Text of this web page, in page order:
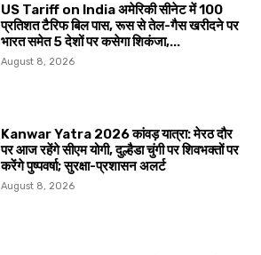
US Tariff on India अमेरिकी सीनेट में 100
प्रतिशत टैरिफ बिल पास, रूस से तेल-गैस खरीदने पर
भारत समेत 5 देशों पर कसेगा शिकंजा,...
August 8, 2026
Kanwar Yatra 2026 कांवड़ यात्रा: मेरठ दौर
पर आज रहेंगे सीएम योगी, दुल्हैडा चुंगी पर शिवभक्तों पर
करेंगे पुष्पवर्षा; सुरक्षा-प्रशासन अलर्ट
August 8, 2026